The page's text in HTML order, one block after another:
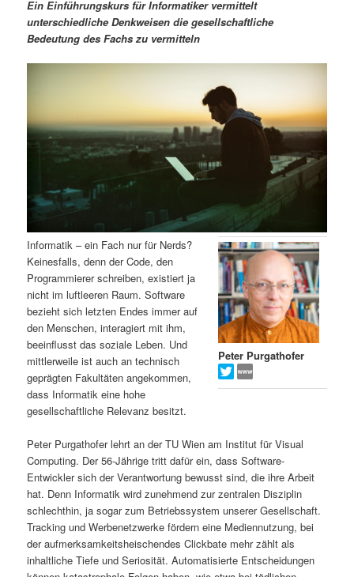
ä
r
n
n
l
t
s
p
r
i
n
g
n
d
r
n
h
a
l
t
s
p
r
i
n
a
v
i
o
Ein Einführungskurs für Informatiker vermittelt
unterschiedliche Denkweisen die gesellschaftliche
Bedeutung des Fachs zu vermitteln
Peter Purgathofer
Informatik – ein Fach nur für Nerds?
Keinesfalls, denn der Code, den
Programmierer schreiben, existiert ja
nicht im luftleeren Raum. Software
bezieht sich letzten Endes immer auf
den Menschen, interagiert mit ihm,
beeinflusst das soziale Leben. Und
mittlerweile ist auch an technisch
geprägten Fakultäten angekommen,
dass Informatik eine hohe
gesellschaftliche Relevanz besitzt.
Peter Purgathofer lehrt an der TU Wien am Institut für Visual
Computing. Der 56-Jährige tritt dafür ein, dass Software-
Entwickler sich der Verantwortung bewusst sind, die ihre Arbeit
hat. Denn Informatik wird zunehmend zur zentralen Disziplin
schlechthin, ja sogar zum Betriebssystem unserer Gesellschaft.
Tracking und Werbenetzwerke fördern eine Mediennutzung, bei
der aufmerksamkeitsheischendes Clickbate mehr zählt als
inhaltliche Tiefe und Seriosität. Automatisierte Entscheidungen